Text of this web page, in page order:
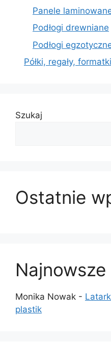
Panele
Podłogi drewniane
Podłogi
Półki, regały, formatki
Szukaj
Ostatnie
Monika Nowak -
plastik